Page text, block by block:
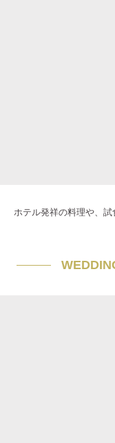
ホテル発祥の料理や、試